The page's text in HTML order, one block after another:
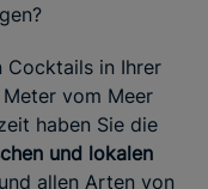
Cocktails in Ihrer
vom Meer
haben Sie die
und lokalen
allen Arten von